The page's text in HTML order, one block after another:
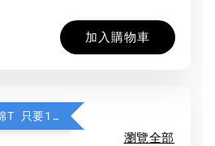
加入購物車
加購 MIT防曬透氣棉T 只要190元
瀏覽全部